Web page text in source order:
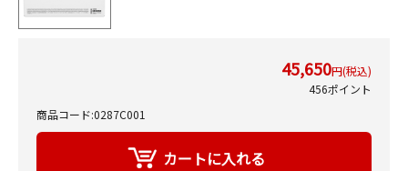
45,650円(税込)
456ポイント
商品コード:0287C001